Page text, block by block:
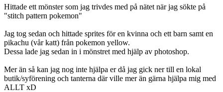
Hittade ett mönster som jag trivdes med på nätet när jag sökte på
"stitch pattern pokemon"
Jag tog sedan och hittade sprites för en kvinna och ett barn samt en
pikachu (vår katt) från pokemon yellow.
Dessa lade jag sedan in i mönstret med hjälp av photoshop.
Mer än så kan jag nog inte hjälpa er då jag gick ner till en lokal
butik/syförening och tanterna där ville mer än gärna hjälpa mig med
ALLT xD